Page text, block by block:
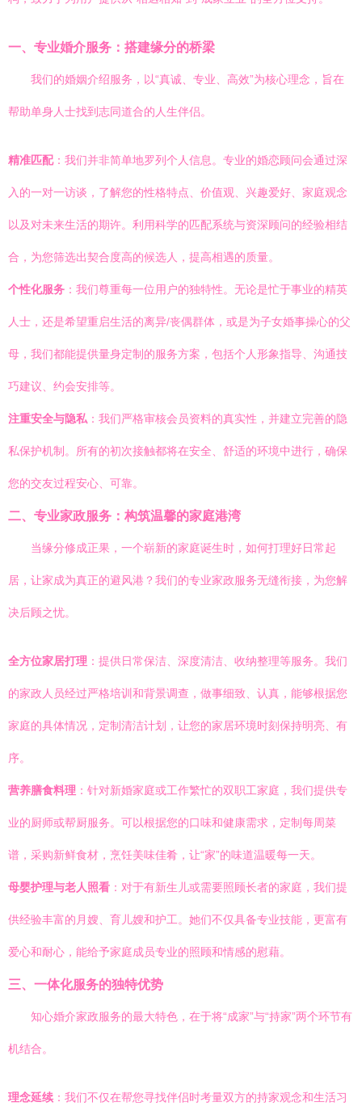
一、专业婚介服务：搭建缘分的桥梁
我们的婚姻介绍服务，以“真诚、专业、高效”为核心理念，旨在
帮助单身人士找到志同道合的人生伴侣。
精准匹配：我们并非简单地罗列个人信息。专业的婚恋顾问会通过深
入的一对一访谈，了解您的性格特点、价值观、兴趣爱好、家庭观念
以及对未来生活的期许。利用科学的匹配系统与资深顾问的经验相结
合，为您筛选出契合度高的候选人，提高相遇的质量。
个性化服务 ：我们尊重每一位用户的独特性。无论是忙于事业的精英
人士，还是希望重启生活的离异/丧偶群体，或是为子女婚事操心的父
母，我们都能提供量身定制的服务方案，包括个人形象指导、沟通技
巧建议、约会安排等。
注重安全与隐私 ：我们严格审核会员资料的真实性，并建立完善的隐
私保护机制。所有的初次接触都将在安全、舒适的环境中进行，确保
您的交友过程安心、可靠。
二、专业家政服务：构筑温馨的家庭港湾
当缘分修成正果，一个崭新的家庭诞生时，如何打理好日常起
居，让家成为真正的避风港？我们的专业家政服务无缝衔接，为您解
决后顾之忧。
全方位家居打理 ：提供日常保洁、深度清洁、收纳整理等服务。我们
的家政人员经过严格培训和背景调查，做事细致、认真，能够根据您
家庭的具体情况，定制清洁计划，让您的家居环境时刻保持明亮、有
序。
营养膳食料理 ：针对新婚家庭或工作繁忙的双职工家庭，我们提供专
业的厨师或帮厨服务。可以根据您的口味和健康需求，定制每周菜
谱，采购新鲜食材，烹饪美味佳肴，让“家”的味道温暖每一天。
母婴护理与老人照看 ：对于有新生儿或需要照顾长者的家庭，我们提
供经验丰富的月嫂、育儿嫂和护工。她们不仅具备专业技能，更富有
爱心和耐心，能给予家庭成员专业的照顾和情感的慰藉。
三、一体化服务的独特优势
知心婚介家政服务的最大特色，在于将“成家”与“持家”两个环节有
机结合。
理念延续 ：我们不仅在帮您寻找伴侣时考量双方的持家观念和生活习